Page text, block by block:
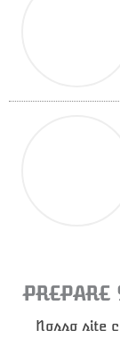
PREPARE
Nosso site